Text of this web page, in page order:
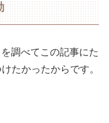
調べてこの記事にた
たかったからです。